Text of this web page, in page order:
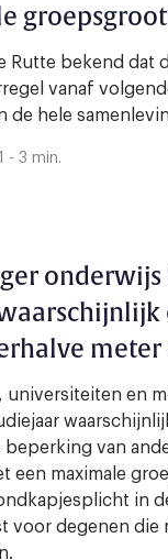
Rutte bekend dat
vanaf
de hele
- 3 min.
onderwijs
meter
universiteiten en
van
een maximale
in
voor degenen die